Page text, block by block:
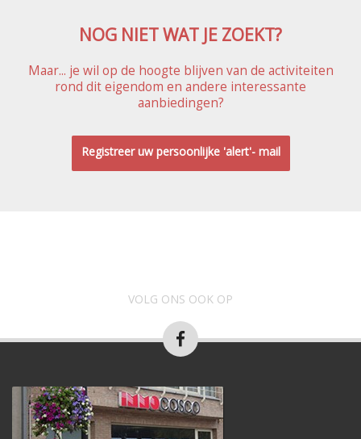
NOG NIET WAT JE ZOEKT?
Maar... je wil op de hoogte blijven van de activiteiten
rond dit eigendom en andere interessante
aanbiedingen?
Registreer uw persoonlijke 'alert'- mail
VOLG ONS OOK OP